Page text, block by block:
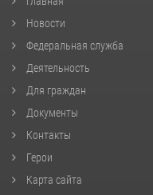
Новости
Федеральная служба
Деятельность
Для граждан
Документы
Контакты
Герои
Карта сайта